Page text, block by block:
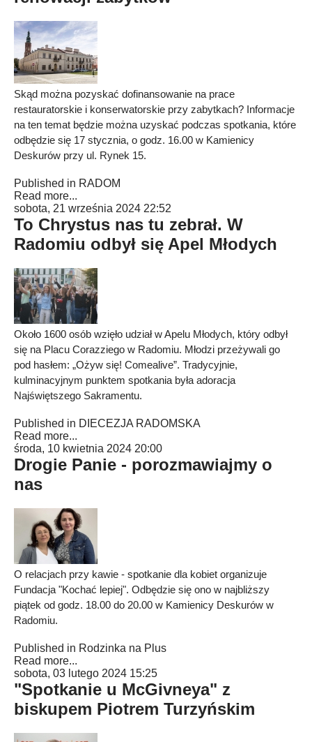
Skąd można pozyskać dofinansowanie na prace
restauratorskie i konserwatorskie przy zabytkach? Informacje
na ten temat będzie można uzyskać podczas spotkania, które
odbędzie się 17 stycznia, o godz. 16.00 w Kamienicy
Deskurów przy ul. Rynek 15.
Published in RADOM
Read more...
sobota, 21 września 2024 22:52
To Chrystus nas tu zebrał. W
Radomiu odbył się Apel Młodych
Około 1600 osób wzięło udział w Apelu Młodych, który odbył
się na Placu Corazziego w Radomiu. Młodzi przeżywali go
pod hasłem: „Ożyw się! Comealive”. Tradycyjnie,
kulminacyjnym punktem spotkania była adoracja
Najświętszego Sakramentu.
Published in DIECEZJA RADOMSKA
Read more...
środa, 10 kwietnia 2024 20:00
Drogie Panie - porozmawiajmy o
nas
O relacjach przy kawie - spotkanie dla kobiet organizuje
Fundacja "Kochać lepiej". Odbędzie się ono w najbliższy
piątek od godz. 18.00 do 20.00 w Kamienicy Deskurów w
Radomiu.
Published in Rodzinka na Plus
Read more...
sobota, 03 lutego 2024 15:25
"Spotkanie u McGivneya" z
biskupem Piotrem Turzyńskim